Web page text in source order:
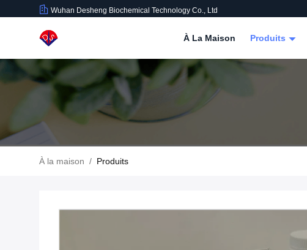
Wuhan Desheng Biochemical Technology Co., Ltd
À La Maison Produits
À la maison / Produits